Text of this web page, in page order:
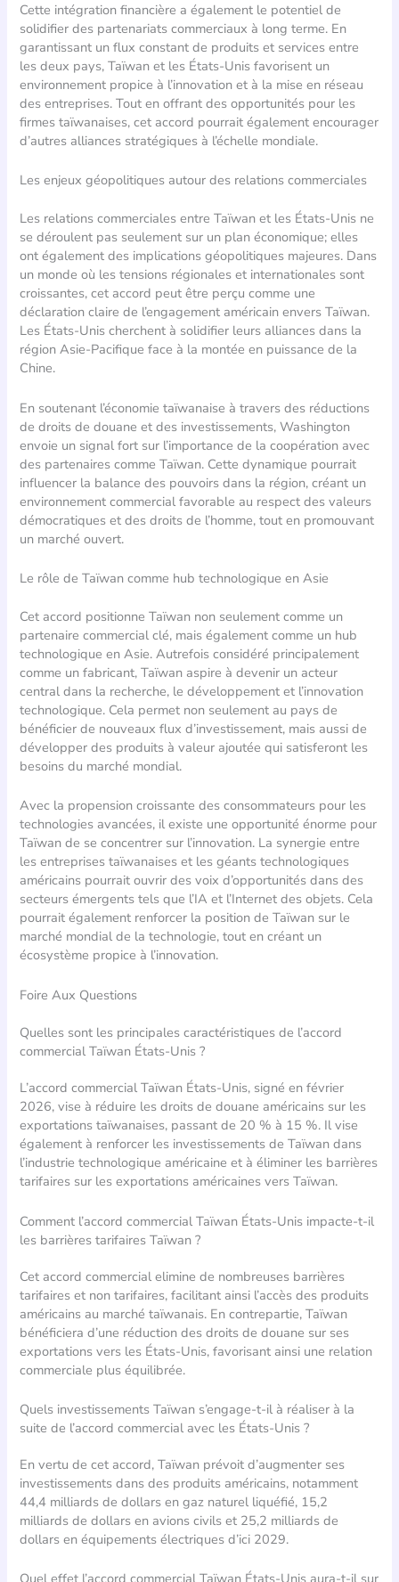
Cette intégration financière a également le potentiel de
solidifier des partenariats commerciaux à long terme. En
garantissant un flux constant de produits et services entre
les deux pays, Taïwan et les États-Unis favorisent un
environnement propice à l’innovation et à la mise en réseau
des entreprises. Tout en offrant des opportunités pour les
firmes taïwanaises, cet accord pourrait également encourager
d’autres alliances stratégiques à l’échelle mondiale.
Les enjeux géopolitiques autour des relations commerciales
Les relations commerciales entre Taïwan et les États-Unis ne
se déroulent pas seulement sur un plan économique; elles
ont également des implications géopolitiques majeures. Dans
un monde où les tensions régionales et internationales sont
croissantes, cet accord peut être perçu comme une
déclaration claire de l’engagement américain envers Taïwan.
Les États-Unis cherchent à solidifier leurs alliances dans la
région Asie-Pacifique face à la montée en puissance de la
Chine.
En soutenant l’économie taïwanaise à travers des réductions
de droits de douane et des investissements, Washington
envoie un signal fort sur l’importance de la coopération avec
des partenaires comme Taïwan. Cette dynamique pourrait
influencer la balance des pouvoirs dans la région, créant un
environnement commercial favorable au respect des valeurs
démocratiques et des droits de l’homme, tout en promouvant
un marché ouvert.
Le rôle de Taïwan comme hub technologique en Asie
Cet accord positionne Taïwan non seulement comme un
partenaire commercial clé, mais également comme un hub
technologique en Asie. Autrefois considéré principalement
comme un fabricant, Taïwan aspire à devenir un acteur
central dans la recherche, le développement et l’innovation
technologique. Cela permet non seulement au pays de
bénéficier de nouveaux flux d’investissement, mais aussi de
développer des produits à valeur ajoutée qui satisferont les
besoins du marché mondial.
Avec la propension croissante des consommateurs pour les
technologies avancées, il existe une opportunité énorme pour
Taïwan de se concentrer sur l’innovation. La synergie entre
les entreprises taïwanaises et les géants technologiques
américains pourrait ouvrir des voix d’opportunités dans des
secteurs émergents tels que l’IA et l’Internet des objets. Cela
pourrait également renforcer la position de Taïwan sur le
marché mondial de la technologie, tout en créant un
écosystème propice à l’innovation.
Foire Aux Questions
Quelles sont les principales caractéristiques de l’accord
commercial Taïwan États-Unis ?
L’accord commercial Taïwan États-Unis, signé en février
2026, vise à réduire les droits de douane américains sur les
exportations taïwanaises, passant de 20 % à 15 %. Il vise
également à renforcer les investissements de Taïwan dans
l’industrie technologique américaine et à éliminer les barrières
tarifaires sur les exportations américaines vers Taïwan.
Comment l’accord commercial Taïwan États-Unis impacte-t-il
les barrières tarifaires Taïwan ?
Cet accord commercial elimine de nombreuses barrières
tarifaires et non tarifaires, facilitant ainsi l’accès des produits
américains au marché taïwanais. En contrepartie, Taïwan
bénéficiera d’une réduction des droits de douane sur ses
exportations vers les États-Unis, favorisant ainsi une relation
commerciale plus équilibrée.
Quels investissements Taïwan s’engage-t-il à réaliser à la
suite de l’accord commercial avec les États-Unis ?
En vertu de cet accord, Taïwan prévoit d’augmenter ses
investissements dans des produits américains, notamment
44,4 milliards de dollars en gaz naturel liquéfié, 15,2
milliards de dollars en avions civils et 25,2 milliards de
dollars en équipements électriques d’ici 2029.